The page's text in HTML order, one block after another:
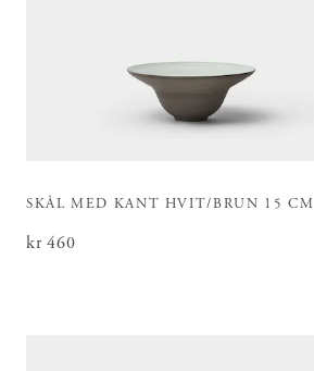
SKÅL MED KANT HVIT/BRUN 15 CM
Pris:kr 460
kr 460